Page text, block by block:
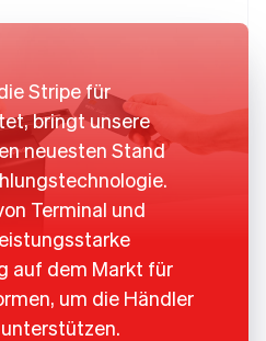
Stripe für
bringt unsere
neuesten Stand
Terminal und
auf dem Markt für
um die Händler